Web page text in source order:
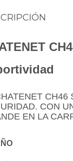
CH46
CON
EN LA